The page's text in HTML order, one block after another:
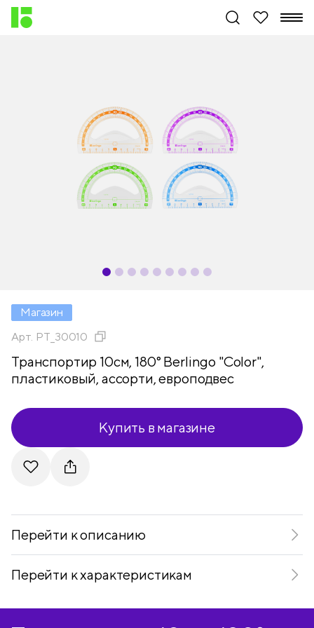
Магазин
Арт. PT_30010
Транспортир 10см, 180° Berlingo "Color",
пластиковый, ассорти, европодвес
Купить в магазине
Перейти к описанию
Перейти к характеристикам